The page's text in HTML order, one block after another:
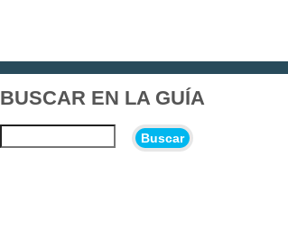
BUSCAR EN LA GUÍA
Buscar